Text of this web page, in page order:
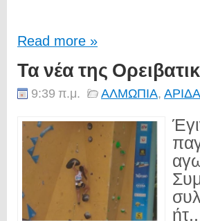
Read more »
Τα νέα της
9:39 π.μ. ΑΛΜΩΠΙΑ,